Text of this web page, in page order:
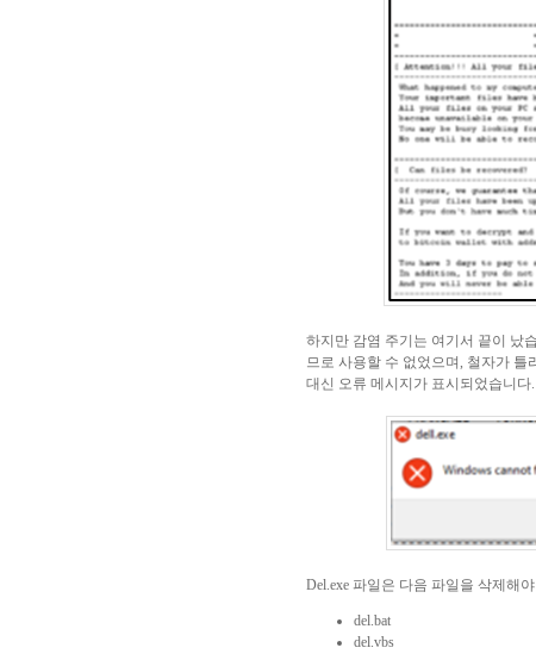
하지만 감염 주기는 여기서 끝이 났
므로 사용할 수 없었으며, 철자가 틀
대신 오류 메시지가 표시되었습니다.
Del.exe 파일은 다음 파일을 삭제해
del.bat
del.vbs